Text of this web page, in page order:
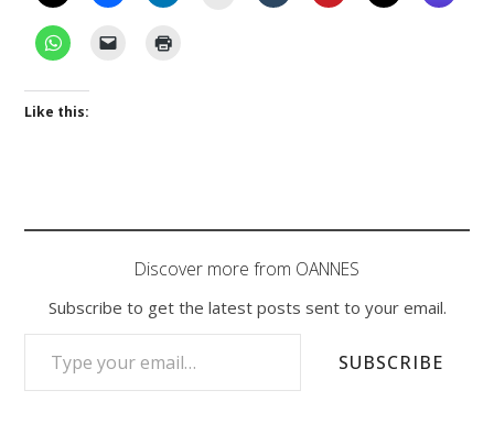
Like this:
Discover more from OANNES
Subscribe to get the latest posts sent to your email.
TYPE YOUR EMAIL…
SUBSCRIBE